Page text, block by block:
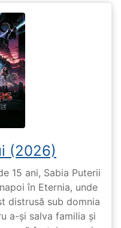
(2026)
15 ani, Sabia Puterii
în Eternia, unde
distrusă sub domnia
a-și salva familia și